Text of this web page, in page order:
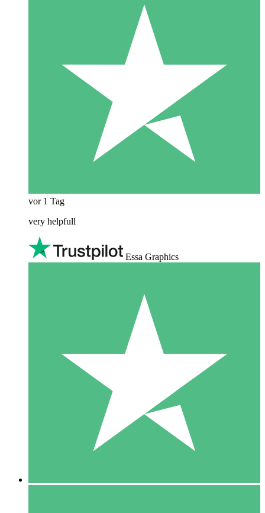
vor 1 Tag
very helpfull
Essa Graphics